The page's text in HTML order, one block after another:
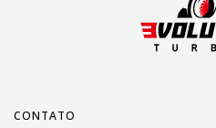
CONTATO